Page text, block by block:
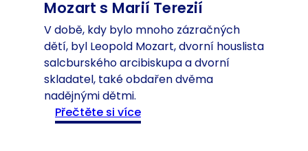
u
a
l
j
e
í
Mozart s Marií Terezií
V době, kdy bylo mnoho zázračných
dětí, byl Leopold Mozart, dvorní houslista
salcburského arcibiskupa a dvorní
skladatel, také obdařen dvěma
nadějnými dětmi.
Přečtěte si více:
M